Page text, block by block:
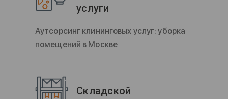
услуги
Аутсорсинг клининговых услуг: уборка
помещений в Москве
Складской